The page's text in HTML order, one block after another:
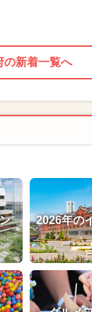
の新着一覧へ
2026年の